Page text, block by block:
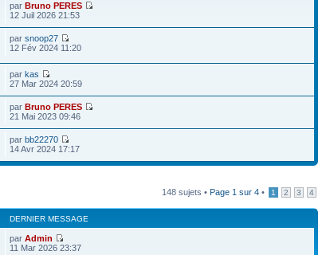
parBruno PERES
12 Juil 2026 21:53
parsnoop27
12 Fév 2024 11:20
parkas
27 Mar 2024 20:59
parBruno PERES
21 Mai 2023 09:46
parbb22270
14 Avr 2024 17:17
148 sujets • Page 1 sur 4 • 1 2 3 4
DERNIER MESSAGE
parAdmin
11 Mar 2026 23:37